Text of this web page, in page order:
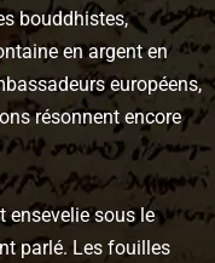
bouddhistes,
en argent en
européens,
résonnent encore
ensevelie sous le
parlé. Les fouilles